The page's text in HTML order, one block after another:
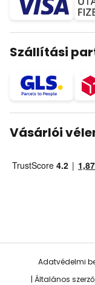
Szállítási
Vásárlói
Adatvédelmi
Általános